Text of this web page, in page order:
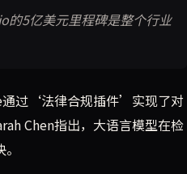
的5亿美元里程碑是整个行业
通过‘法律合规插件’实现了对
Chen指出，大语言模型在检